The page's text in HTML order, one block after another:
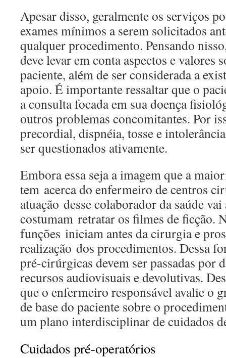
Apesar disso, geralmente os serviços
exames mínimos a serem solicitados
qualquer procedimento. Pensando
deve levar em conta aspectos e valores
paciente, além de ser considerada a
apoio. É importante ressaltar que o
a consulta focada em sua doença
outros problemas concomitantes. Por
precordial, dispnéia, tosse e
ser questionados ativamente.
Embora essa seja a imagem que a
tem acerca do enfermeiro de centros
atuação desse colaborador da saúde
costumam retratar os filmes de ficção.
funções iniciam antes da cirurgia e
realização dos procedimentos. Dessa
pré-cirúrgicas devem ser passadas por
recursos audiovisuais e devolutivas.
que o enfermeiro responsável avalie o
de base do paciente sobre o
um plano interdisciplinar de cuidados
Cuidados pré-operatórios